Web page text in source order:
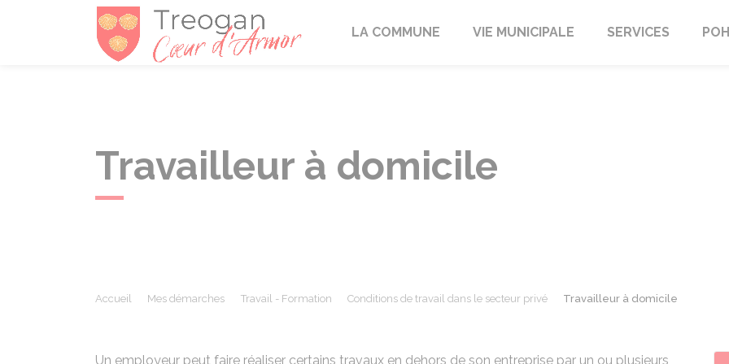
TréoganLA COMMUNE VIE MUNICIPALE SERVICES
Travailleur à domicile
Accueil Mes démarches Travail - Formation Conditions de travail dans le secteur privé Travailleur à domicile
Un employeur peut faire réaliser certains travaux en dehors de son entreprise par un ou plusieurs